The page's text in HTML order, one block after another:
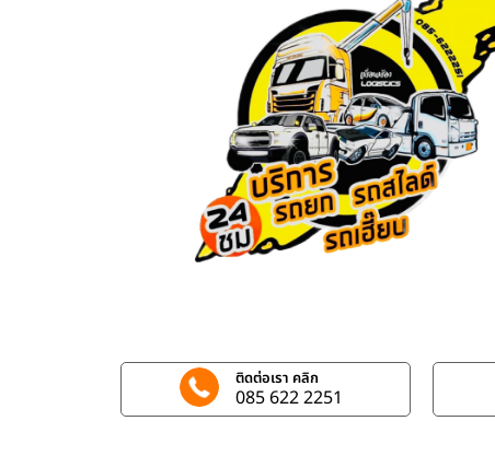
ติดต่อเรา คลิก
085 622 2251